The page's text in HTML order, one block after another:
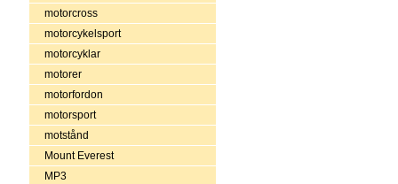
motorcross
motorcykelsport
motorcyklar
motorer
motorfordon
motorsport
motstånd
Mount Everest
MP3